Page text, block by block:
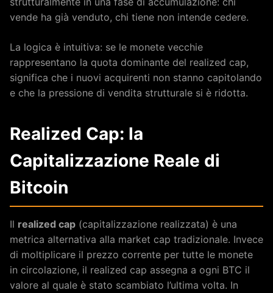
vende ha già venduto, chi tiene non intende cedere.
La logica è intuitiva: se le monete vecchie
rappresentano la quota dominante del realized cap,
significa che i nuovi acquirenti non stanno capitolando
e che la pressione di vendita strutturale si è ridotta.
Realized Cap: la
Capitalizzazione Reale di
Bitcoin
Il realized cap (capitalizzazione realizzata) è una
metrica alternativa alla market cap tradizionale. Invece
di moltiplicare il prezzo corrente per tutte le monete
in circolazione, il realized cap assegna a ogni BTC il
valore al quale è stato scambiato l’ultima volta. In